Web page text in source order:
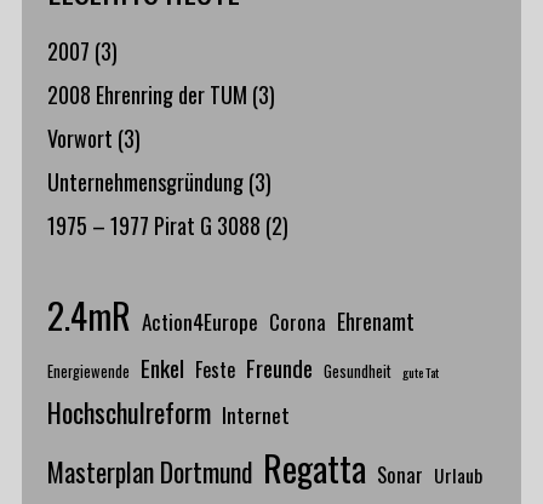
2007 (3)
2008 Ehrenring der TUM (3)
Vorwort (3)
Unternehmensgründung (3)
1975 – 1977 Pirat G 3088 (2)
2.4mR Action4Europe Corona Ehrenamt
Energiewende Enkel Feste Freunde Gesundheit gute Tat
Hochschulreform Internet
Masterplan Dortmund Regatta Sonar Urlaub